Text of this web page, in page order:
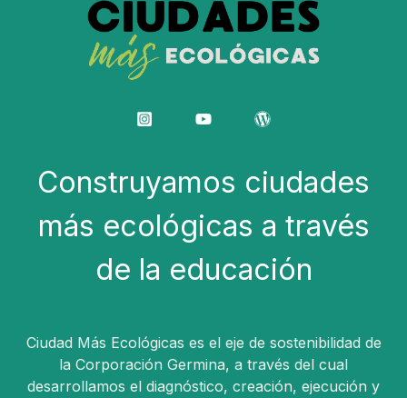
Construyamos ciudades
más ecológicas a través
de la educación
Ciudad Más Ecológicas es el eje de sostenibilidad de
la Corporación Germina, a través del cual
desarrollamos el diagnóstico, creación, ejecución y